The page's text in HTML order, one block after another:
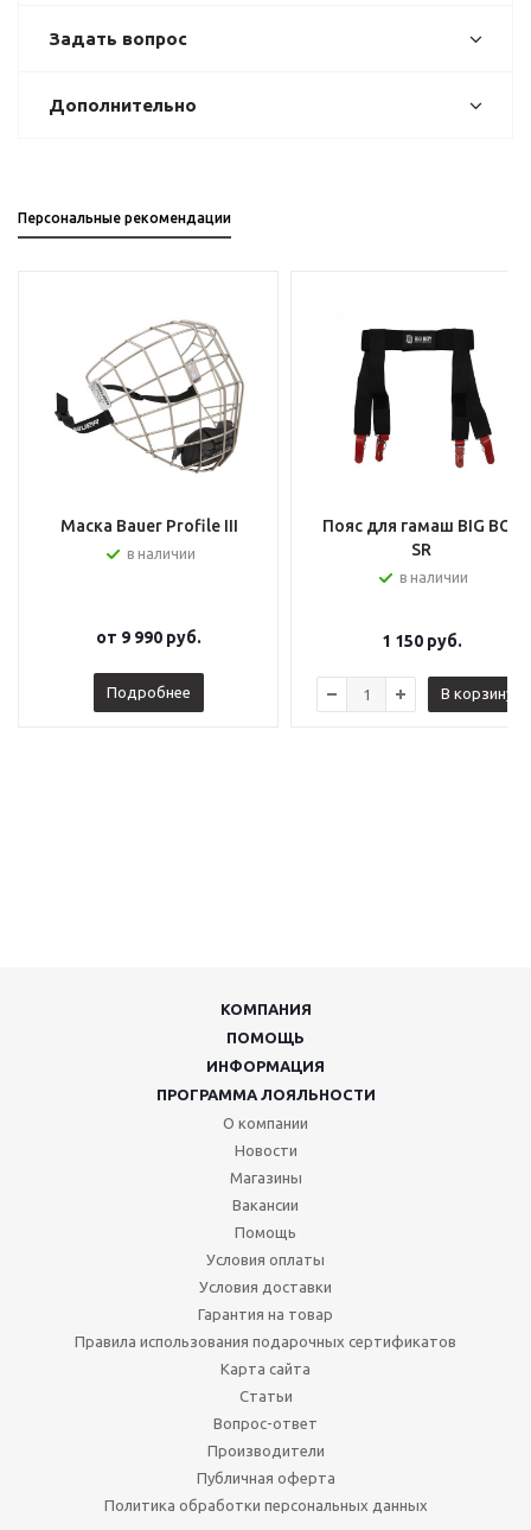
Задать вопрос
Дополнительно
Персональные рекомендации
Маска Bauer Profile III
в наличии
от 9 990 руб.
Подробнее
Пояс для гамаш BIG BOY
SR
в наличии
1 150руб.
В корзину
КОМПАНИЯ
ПОМОЩЬ
ИНФОРМАЦИЯ
ПРОГРАММА ЛОЯЛЬНОСТИ
О компании
Новости
Магазины
Вакансии
Помощь
Условия оплаты
Условия доставки
Гарантия на товар
Правила использования подарочных сертификатов
Карта сайта
Статьи
Вопрос-ответ
Производители
Публичная оферта
Политика обработки персональных данных